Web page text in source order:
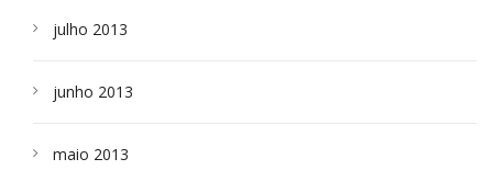
julho 2013
junho 2013
maio 2013